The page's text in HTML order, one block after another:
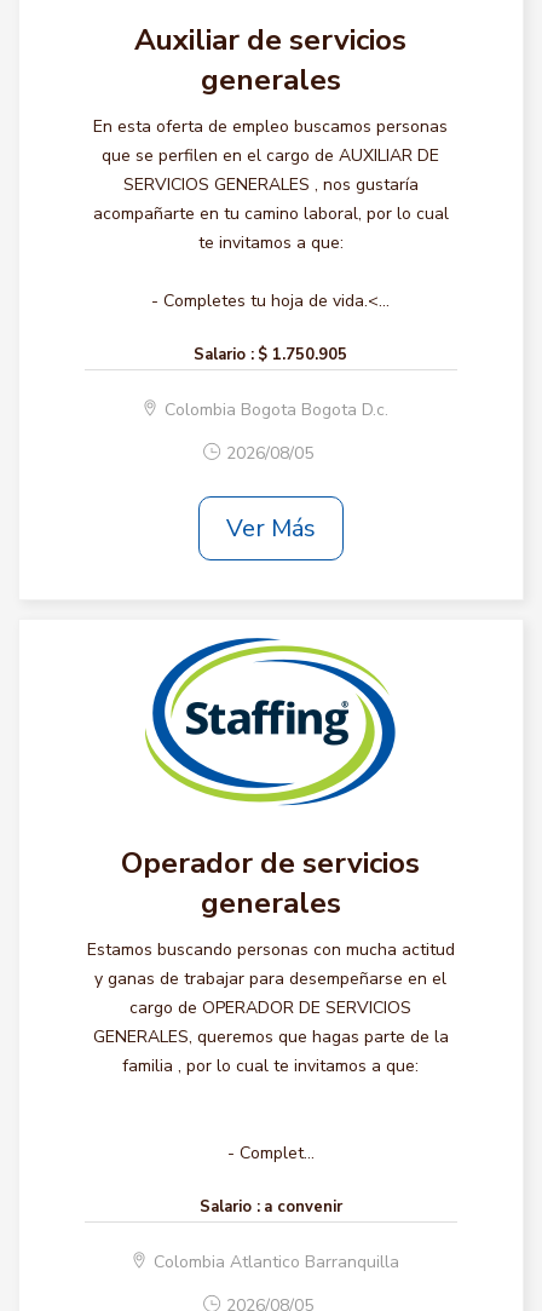
Auxiliar de servicios
generales
En esta oferta de empleo buscamos personas
que se perfilen en el cargo de AUXILIAR DE
SERVICIOS GENERALES , nos gustaría
acompañarte en tu camino laboral, por lo cual
te invitamos a que:
- Completes tu hoja de vida.<...
Salario : $ 1.750.905
Colombia Bogota Bogota D.c.
2026/08/05
Ver Más
Operador de servicios
generales
Estamos buscando personas con mucha actitud
y ganas de trabajar para desempeñarse en el
cargo de OPERADOR DE SERVICIOS
GENERALES, queremos que hagas parte de la
familia , por lo cual te invitamos a que:
- Complet...
Salario : a convenir
Colombia Atlantico Barranquilla
2026/08/05